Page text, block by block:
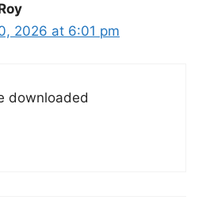
2026 at 6:01 pm
downloaded